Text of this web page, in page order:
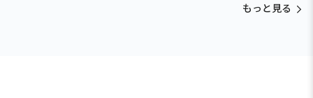
もっと見る